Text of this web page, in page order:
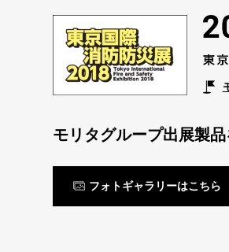
モリタグループ出展製品
フォトギャラリーはこちら